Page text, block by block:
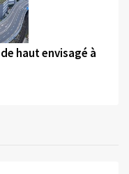
haut envisagé à